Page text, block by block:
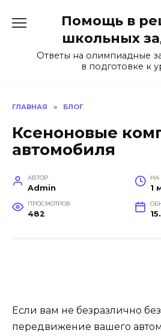
содержанию
Помощь в
школьных
Ответы на олимпиадные
в подготовке к
ГЛАВНАЯ » БЛОГ
Ксеноновые
автомобиля
АВТОР
Admin
НА
1
ПРОСМОТРОВ
482
Если вам не безразлично
передвижение вашего